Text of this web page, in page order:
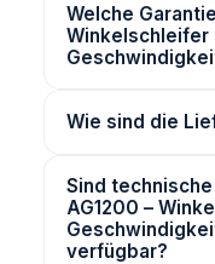
Welche
Winkelschleifer
Wie sind die
Sind
AG1200 –
verfügbar?